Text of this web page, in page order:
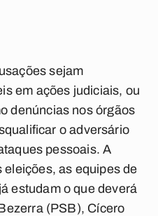
sejam
em ações judiciais, ou
denúncias nos órgãos
o adversário
pessoais. A
eleições, as equipes de
estudam o que deverá
(PSB), Cícero